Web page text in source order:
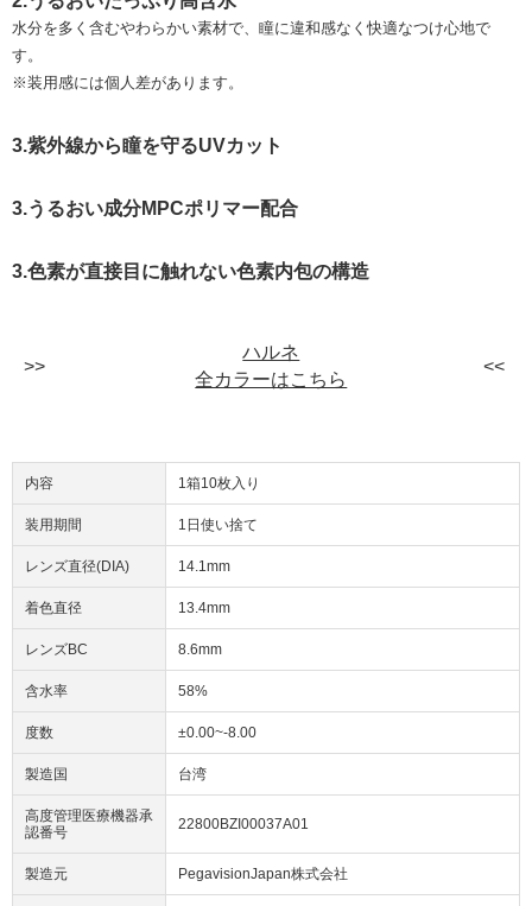
水分を多く含むやわらかい素材で、瞳に違和感なく快適なつけ心地で
す。
※装用感には個人差があります。
3.紫外線から瞳を守るUVカット
3.うるおい成分MPCポリマー配合
3.色素が直接目に触れない色素内包の構造
ハルネ
全カラーはこちら
内容 1箱10枚入り
装用期間 1日使い捨て
レンズ直径(DIA) 14.1mm
着色直径 13.4mm
レンズBC 8.6mm
含水率 58%
度数 ±0.00~-8.00
製造国 台湾
高度管理医療機器承
認番号
22800BZI00037A01
製造元 PegavisionJapan株式会社